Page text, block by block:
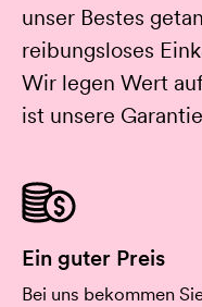
unser Bestes
reibungsloses
Wir legen Wert
ist unsere
Ein guter Preis
Bei uns bekommen